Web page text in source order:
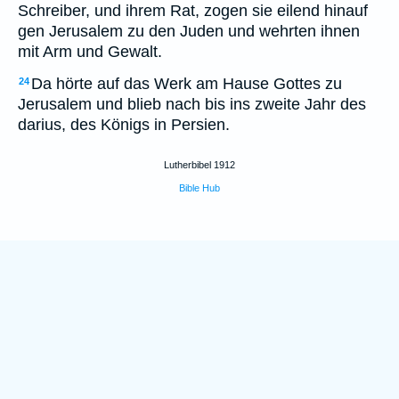
Schreiber, und ihrem Rat, zogen sie eilend hinauf
gen Jerusalem zu den Juden und wehrten ihnen
mit Arm und Gewalt.
24 Da hörte auf das Werk am Hause Gottes zu
Jerusalem und blieb nach bis ins zweite Jahr des
darius, des Königs in Persien.
Lutherbibel 1912
Bible Hub